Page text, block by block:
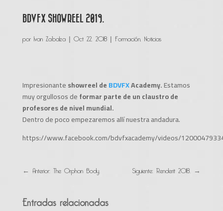
BDVFX SHOWREEL 2019.
por Ivan Zabalza| Oct 22, 2018| Formación, Noticias
Impresionanteshowreel deBDVFXAcademy.Estamos
muy orgullosos deformar parte de un claustro de
profesores de nivel mundial.
Dentro de poco empezaremos allí nuestra andadura.
https://www.facebook.com/bdvfxacademy/videos/
← Anterior: The Orphan Body. Siguiente: Renderit 2018. →
Entradas relacionadas